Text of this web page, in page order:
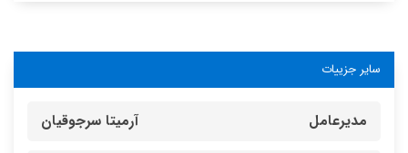
سایر جزییات
مدیرعامل آرمیتا سرجوقیان